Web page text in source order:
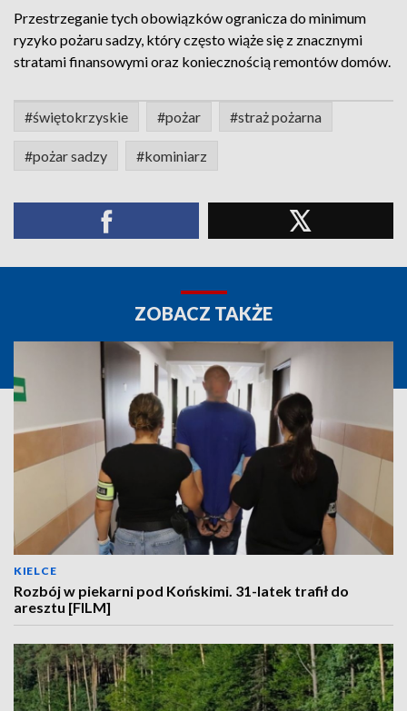
Przestrzeganie tych obowiązków ogranicza do minimum
ryzyko pożaru sadzy, który często wiąże się z znacznymi
stratami finansowymi oraz koniecznością remontów domów.
#świętokrzyskie #pożar #straż pożarna
#pożar sadzy #kominiarz
ZOBACZ TAKŻE
KIELCE
Rozbój w piekarni pod Końskimi. 31-latek trafił do
aresztu [FILM]